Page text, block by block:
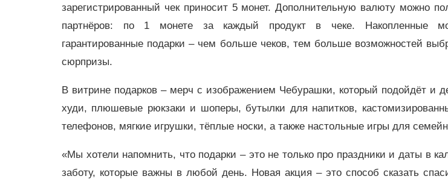
зарегистрированный чек приносит 5 монет. Дополнительную валюту можно
партнёров: по 1 монете за каждый продукт в чеке. Накопленные
гарантированные подарки – чем больше чеков, тем больше возможностей
сюрпризы.
В витрине подарков – мерч с изображением Чебурашки, который подойдёт и
худи, плюшевые рюкзаки и шоперы, бутылки для напитков,
телефонов, мягкие игрушки, тёплые носки, а также настольные игры для
«Мы хотели напомнить, что подарки – это не только про праздники и даты в
заботу, которые важны в любой день. Новая акция – это способ сказать